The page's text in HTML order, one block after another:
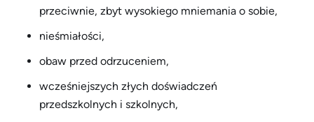
przeciwnie, zbyt wysokiego mniemania o sobie,
nieśmiałości,
obaw przed odrzuceniem,
wcześniejszych złych doświadczeń
przedszkolnych i szkolnych,